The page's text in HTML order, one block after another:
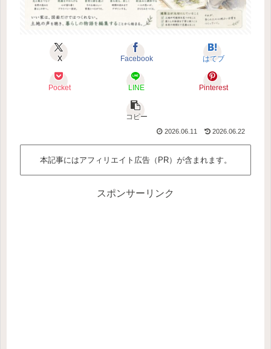
X Facebook はてブ
Pocket LINE Pinterest
コピー
2026.06.11 2026.06.22
本記事にはアフィリエイト広告（PR）が含まれます。
スポンサーリンク